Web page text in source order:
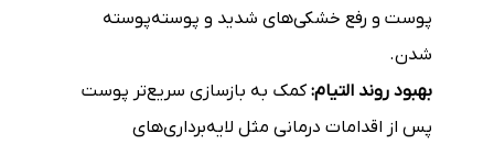
پوست و رفع خشکی‌های شدید و پوسته‌پوسته
شدن.
بهبود روند التیام:کمک به بازسازی سریع‌تر پوست
پس از اقدامات درمانی مثل لایه‌برداری‌های